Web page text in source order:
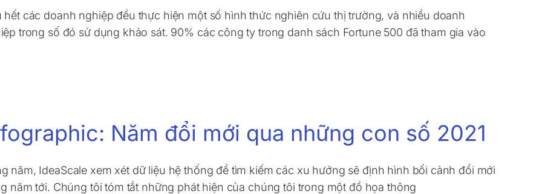
hết các doanh nghiệp đều thực hiện một số hình thức nghiên cứu thị trường, và nhiều doanh
trong số đó sử dụng khảo sát. 90% các công ty trong danh sách Fortune 500 đã tham gia vào
Năm đổi mới qua những con số 2021
năm, IdeaScale xem xét dữ liệu hệ thống để tìm kiếm các xu hướng sẽ định hình bối cảnh đổi mới
năm tới. Chúng tôi tóm tắt những phát hiện của chúng tôi trong một đồ họa thông